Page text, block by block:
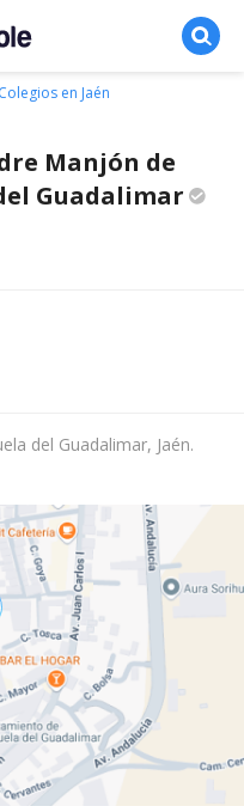
de colegios
Colegios en Jaén
Manjón de
Guadalimar
del Guadalimar, Jaén.